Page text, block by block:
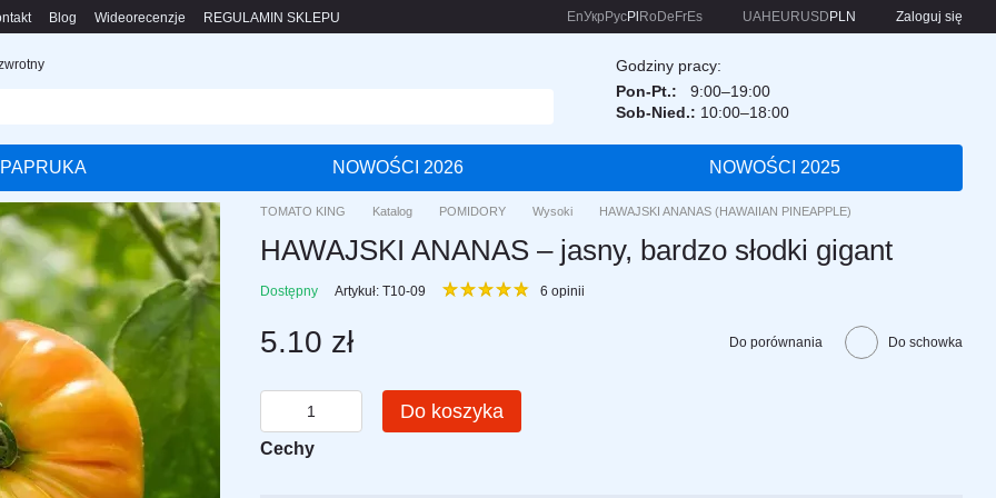
Blog Wideorecenzje REGULAMIN SKLEPU EnУкр РусPl Ro De FrEs UAH EURUSD PLN Zaloguj się
Godziny pracy:
Pon-Pt.:
9:00–19:00
Sob-Nied.: 10:00–18:00
PAPRUKA NOWOŚCI 2026 NOWOŚCI 2025
TOMATO KING Katalog POMIDORY Wysoki HAWAJSKI ANANAS (HAWAIIAN PINEAPPLE)
HAWAJSKI ANANAS – jasny, bardzo słodki gigant
Dostępny Artykuł: T10-09 6 opinii
5.10 zł Do porównania Do schowka
Do koszyka
Cechy